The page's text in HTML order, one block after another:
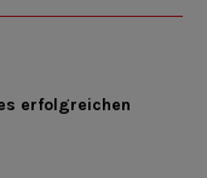
erfolgreichen